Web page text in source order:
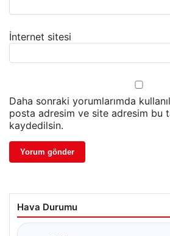
İnternet sitesi
Daha sonraki yorumlarımda
posta adresim ve site adresim bu
kaydedilsin.
Hava Durumu